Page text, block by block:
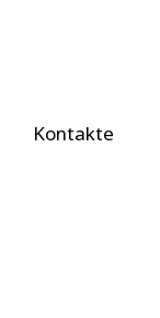
Kontakte